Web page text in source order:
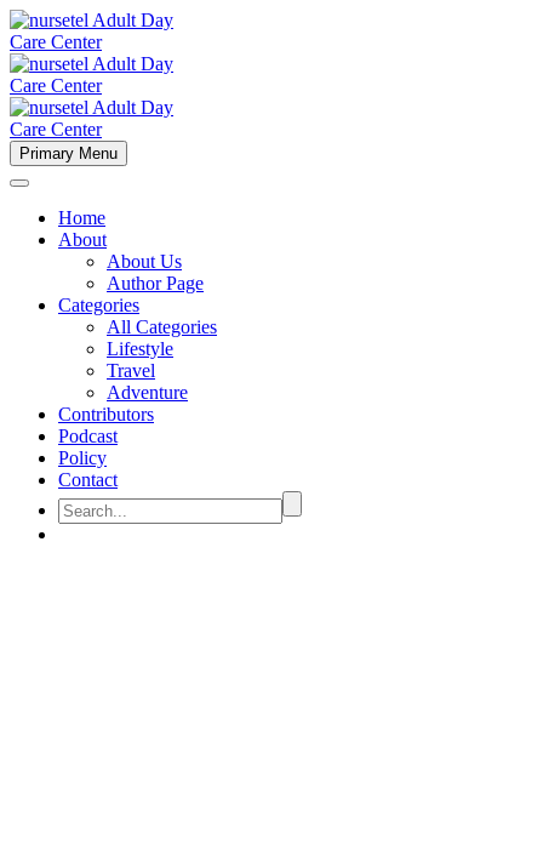
Primary Menu
Home
About
About Us
Author Page
Categories
All Categories
Lifestyle
Travel
Adventure
Contributors
Podcast
Policy
Contact